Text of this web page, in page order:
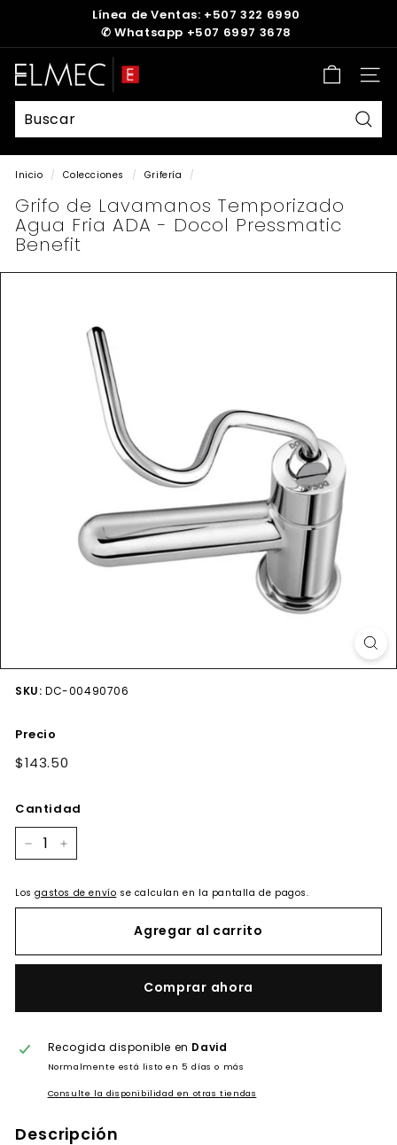
diapositivas
pausa
Línea de Ventas: +507 322 6990
✆ Whatsapp +507 6997 3678
E
L
M
E
C
Inicio / Colecciones / Grifería /
Grifo de Lavamanos Temporizado
Agua Fria ADA - Docol Pressmatic
Benefit
SKU: DC-00490706
Precio
Precio
$143.50
Cantidad
Losgastos de envío se calculan en la pantalla de pagos.
Agregar al carrito
Comprar ahora
Recogida disponible en David
Normalmente está listo en 5 días o más
Consulte la disponibilidad en otras tiendas
Descripción